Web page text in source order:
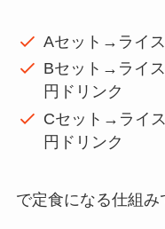
Aセット→ライ
Bセット→ライ
円ドリンク
Cセット→ライ
円ドリンク
で定食になる仕組み